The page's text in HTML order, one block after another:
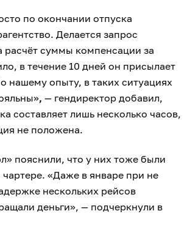
по окончании отпуска
Делается запрос
расчёт суммы компенсации за
в течение 10 дней он присылает
нашему опыту, в таких ситуациях
, — гендиректор добавил,
составляет лишь несколько часов,
не положена.
пояснили, что у них тоже были
«Даже в январе при не
нескольких рейсов
деньги», — подчеркнули в